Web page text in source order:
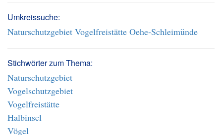
Umkreissuche:
Naturschutzgebiet Vogelfreistätte Oehe-Schleimünde
Stichwörter zum Thema:
Naturschutzgebiet
Vogelschutzgebiet
Vogelfreistätte
Halbinsel
Vögel